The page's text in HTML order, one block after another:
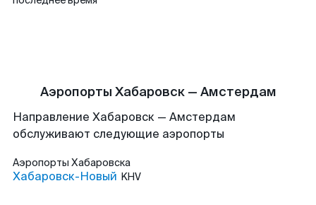
Аэропорты Хабаровск — Амстердам
Направление Хабаровск — Амстердам
обслуживают следующие аэропорты
Аэропорты Хабаровска
Хабаровск-Новый KHV